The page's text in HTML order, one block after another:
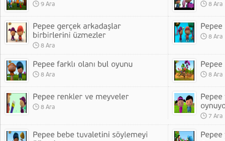
9 Ara 8 Ara
8 Ara
8 Ara
8 Ara 8 Ara
8 Ara
7 Ara